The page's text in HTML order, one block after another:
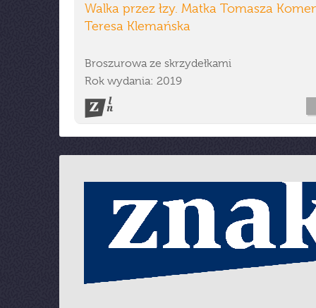
Walka przez łzy. Matka Tomasza
Teresa Klemańska
Broszurowa ze skrzydełkami
Rok wydania: 2019